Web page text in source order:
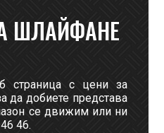
ШЛАЙФАНЕ
страница с цени за
да добиете представа
се движим или ни
46.